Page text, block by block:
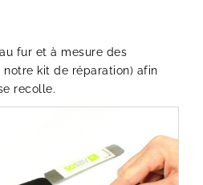
fur et à mesure des
kit de réparation) afin
recolle.